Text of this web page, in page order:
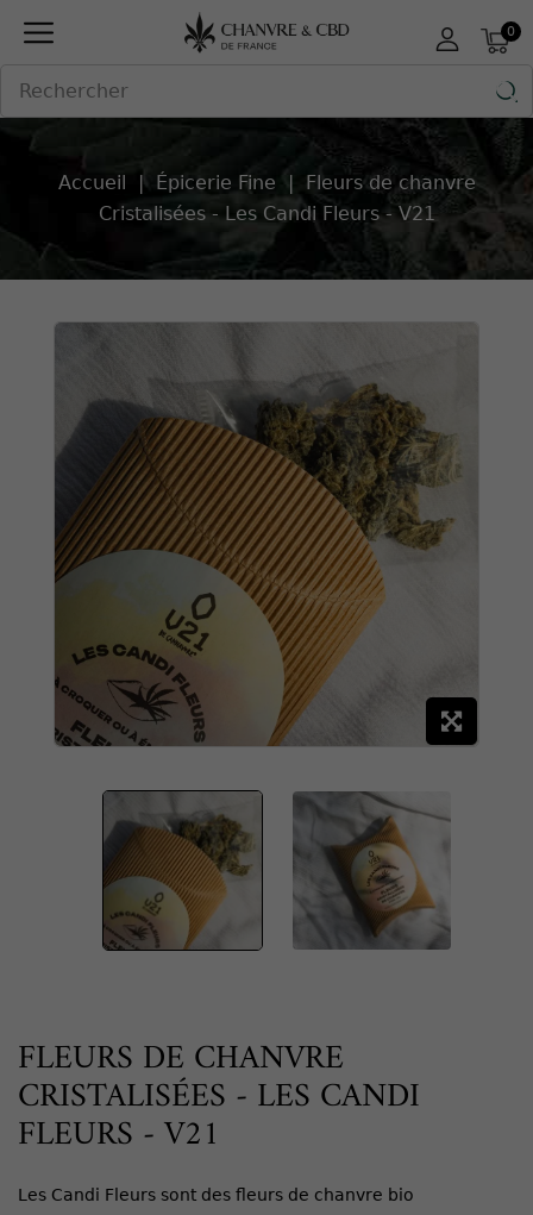
0

Accueil Épicerie Fine
Fleurs de chanvre
Cristalisées - Les Candi Fleurs - V21
FLEURS DE CHANVRE
CRISTALISÉES - LES CANDI
FLEURS - V21
Les Candi Fleurs sont des fleurs de chanvre bio
Panneau de gestion des cookies